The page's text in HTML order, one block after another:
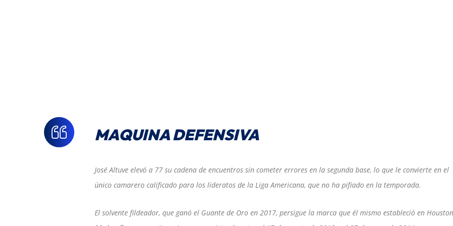
MAQUINA DEFENSIVA
José Altuve elevó a 77 su cadena de encuentros sin cometer errores en la segunda base, lo que le convierte en el
único camarero calificado para los lideratos de la Liga Americana, que no ha pifiado en la temporada.
El solvente fildeador, que ganó el Guante de Oro en 2017, persigue la marca que él mismo estableció en